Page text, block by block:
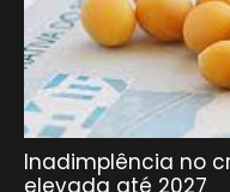
Inadimplência no